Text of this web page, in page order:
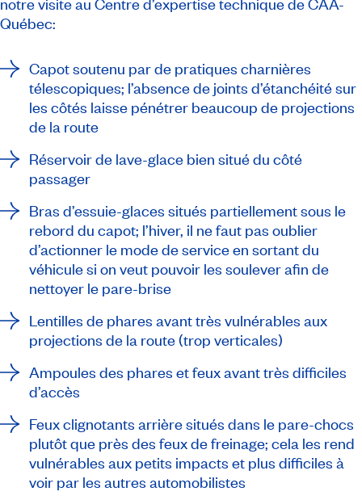
Québec:
Capot soutenu par de pratiques charnières
télescopiques; l’absence de joints d’étanchéité sur
les côtés laisse pénétrer beaucoup de projections
de la route
Réservoir de lave-glace bien situé du côté
passager
Bras d’essuie-glaces situés partiellement sous le
rebord du capot; l’hiver, il ne faut pas oublier
d’actionner le mode de service en sortant du
véhicule si on veut pouvoir les soulever afin de
nettoyer le pare-brise
Lentilles de phares avant très vulnérables aux
projections de la route (trop verticales)
Ampoules des phares et feux avant très difficiles
d’accès
Feux clignotants arrière situés dans le pare-chocs
plutôt que près des feux de freinage; cela les rend
vulnérables aux petits impacts et plus difficiles à
voir par les autres automobilistes